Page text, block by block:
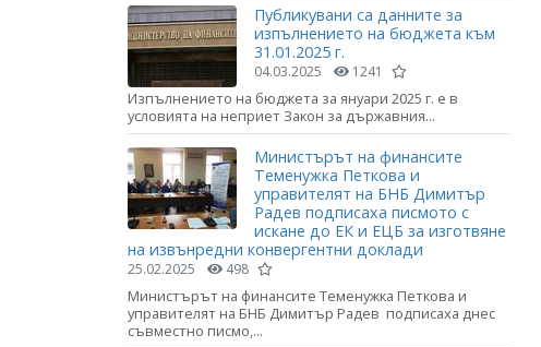
Публикувани са данните за
изпълнението на бюджета към
31.01.2025 г.
04.03.2025 1241
Изпълнението на бюджета за януари 2025 г. е в
условията на неприет Закон за държавния...
Министърът на финансите
Теменужка Петкова и
управителят на БНБ Димитър
Радев подписаха писмото с
искане до ЕК и ЕЦБ за изготвяне
на извънредни конвергентни доклади
25.02.2025 498
Министърът на финансите Теменужка Петкова и
управителят на БНБ Димитър Радев подписаха днес
съвместно писмо,...